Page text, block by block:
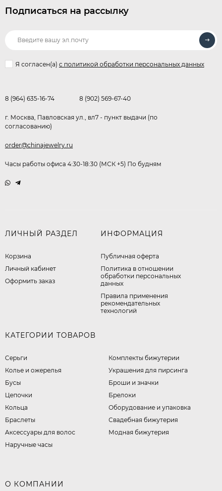
Подписаться на рассылку
Я согласен(a) с политикой обработки персональных данных
8 (964) 635-16-74 8 (902) 569-67-40
г. Москва, Павловская ул., вл7 - пункт выдачи (по
согласованию)
order@chinajewelry.ru
Часы работы офиса 4:30-18:30 (МСК +5) По будням
ЛИЧНЫЙ РАЗДЕЛ
Корзина
Личный кабинет
Оформить заказ
ИНФОРМАЦИЯ
Публичная оферта
​Политика в отношении
обработки персональных
данных
Правила применения
рекомендательных
технологий
КАТЕГОРИИ ТОВАРОВ
Серьги
Колье и ожерелья
Бусы
Цепочки
Кольца
Браслеты
Аксессуары для волос
Наручные часы
Комплекты бижутерии
Украшения для пирсинга
Броши и значки
Брелоки
Оборудование и упаковка
Свадебная бижутерия
Модная бижутерия
О КОМПАНИИ